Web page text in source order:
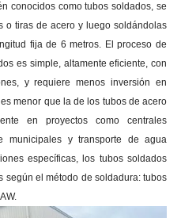
conocidos como tubos soldados, se
o tiras de acero y luego soldándolas
fija de 6 metros. El proceso de
es simple, altamente eficiente, con
y requiere menos inversión en
menor que la de los tubos de acero
en proyectos como centrales
municipales y transporte de agua
específicas, los tubos soldados
según el método de soldadura: tubos